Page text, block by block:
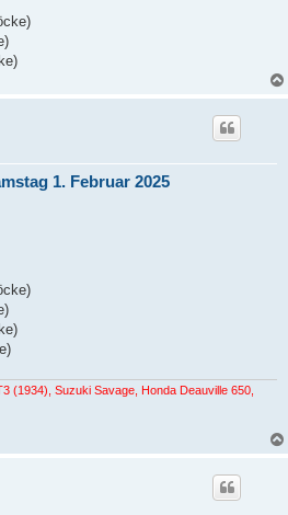
1. Februar 2025
(1934), Suzuki Savage, Honda Deauville 650,